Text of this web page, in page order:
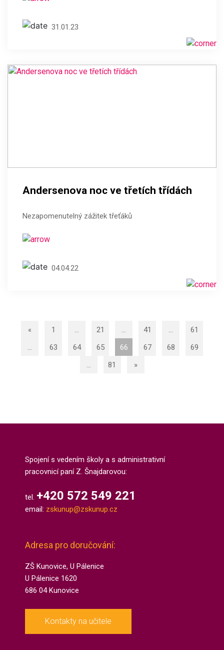
31.01.23
Andersenova noc ve třetích třídách
Nezapomenutelný zážitek třeťáků
04.04.22
« 1 21 41
61
63 64 65 66 67 68
69
81 »
Spojení s vedením školy a s administrativní
pracovnicí paní Z. Šnajdarovou:
tel. +420 572 549 221
email: zskunup@zskunup.cz
Adresa pro doručování:
ZŠ Kunovice, U Pálenice
U Pálenice 1620
686 04 Kunovice
Kontakty na učitele